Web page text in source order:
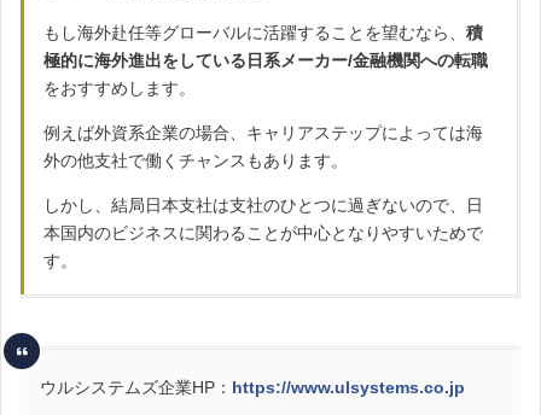
もし海外赴任等グローバルに活躍することを望むなら、 積
極的に海外進出をしている日系メーカー/金融機関への転職
をおすすめします。
例えば外資系企業の場合、キャリアステップによっては海
外の他支社で働くチャンスもあります。
しかし、結局日本支社は支社のひとつに過ぎないので、日
本国内のビジネスに関わることが中心となりやすいためで
す。
ウルシステムズ企業HP： https://www.ulsystems.co.jp